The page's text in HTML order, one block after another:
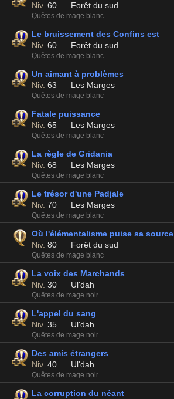
Niv. 60 Forêt du sud
Quêtes de mage blanc
Le bruissement des Confins est
Niv. 60 Forêt du sud
Quêtes de mage blanc
Un aimant à problèmes
Niv. 63 Les Marges
Quêtes de mage blanc
Fatale puissance
Niv. 65 Les Marges
Quêtes de mage blanc
La règle de Gridania
Niv. 68 Les Marges
Quêtes de mage blanc
Le trésor d'une Padjale
Niv. 70 Les Marges
Quêtes de mage blanc
Où l'élémentalisme puise sa source
Niv. 80 Forêt du sud
Quêtes de mage blanc
La voix des Marchands
Niv. 30 Ul'dah
Quêtes de mage noir
L'appel du sang
Niv. 35 Ul'dah
Quêtes de mage noir
Des amis étrangers
Niv. 40 Ul'dah
Quêtes de mage noir
La corruption du néant